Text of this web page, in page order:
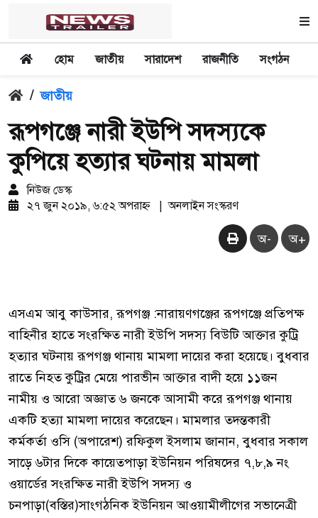
হোম জাতীয় সারাদেশ রাজনীতি সংগঠন
/ জাতীয়
রূপগঞ্জে নারী ইউপি সদস্যকে
কুপিয়ে হত্যার ঘটনায় মামলা
নিউজ ডেস্ক
২৭ জুন ২০১৯, ৬:৫২ অপরাহ্ন
অনলাইন সংস্করণ
অ- অ+
এসএম আবু কাউসার, রূপগঞ্জ :নারায়ণগঞ্জের রূপগঞ্জে প্রতিপক্ষ
বাহিনীর হাতে সংরক্ষিত নারী ইউপি সদস্য বিউটি আক্তার কুট্রি
হত্যার ঘটনায় রূপগঞ্জ থানায় মামলা দায়ের করা হয়েছে। বুধবার
রাতে নিহত কুট্রির মেয়ে পারভীন আক্তার বাদী হয়ে ১১জন
নামীয় ও আরো অজ্ঞাত ৬ জনকে আসামী করে রূপগঞ্জ থানায়
একটি হত্যা মামলা দায়ের করেছেন। মামলার তদন্তকারী
কর্মকর্তা ওসি (অপারেশ) রফিকুল ইসলাম জানান, বুধবার সকাল
সাড়ে ৬টার দিকে কায়েতপাড়া ইউনিয়ন পরিষদের ৭,৮,৯ নং
ওয়ার্ডের সংরক্ষিত নারী ইউপি সদস্য ও
চনপাড়া(বস্তির)সাংগঠনিক ইউনিয়ন আওয়ামীলীগের সভানেত্রী